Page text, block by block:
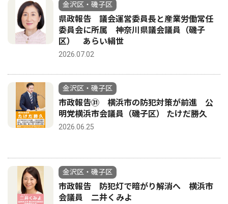
金沢区・磯子区
県政報告 議会運営委員長と産業労働常任
委員会に所属 神奈川県議会議員（磯子
区） あらい絹世
2026.07.02
金沢区・磯子区
市政報告㉛ 横浜市の防犯対策が前進 公
明党横浜市会議員（磯子区） たけだ勝久
2026.06.25
金沢区・磯子区
市政報告 防犯灯で暗がり解消へ 横浜市
会議員 二井くみよ